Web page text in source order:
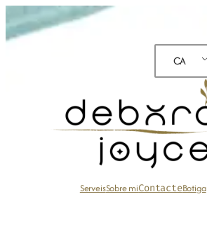
al
contingut
CA
ServeisSobre miContacteBotiga